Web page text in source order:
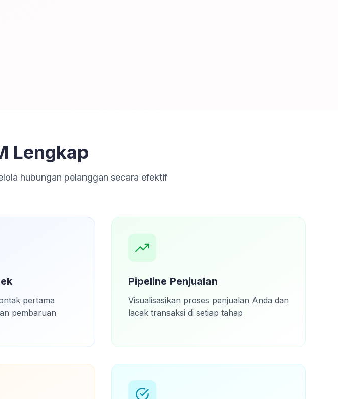
Lengkap
hubungan pelanggan secara efektif
pertama
pembaruan
Pipeline Penjualan
Visualisasikan proses penjualan Anda dan
lacak transaksi di setiap tahap